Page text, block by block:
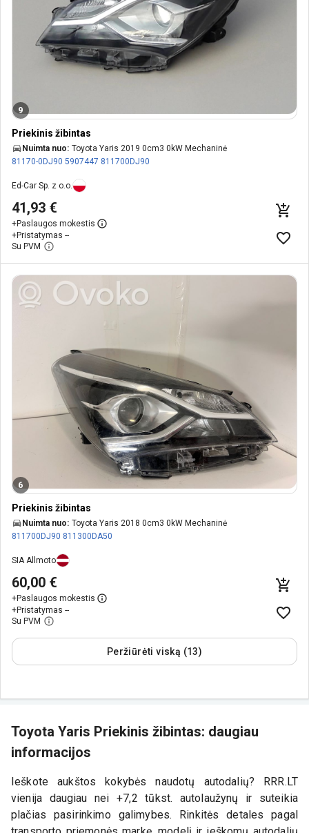
9
Priekinis žibintas
Nuimta nuo: Toyota Yaris 2019 0cm3 0kW Mechaninė
81170-0DJ90 5907447 811700DJ90
Ed-Car Sp. z o.o.
41,93 €
+Paslaugos mokestis
+Pristatymas --
Su PVM
6
Priekinis žibintas
Nuimta nuo: Toyota Yaris 2018 0cm3 0kW Mechaninė
811700DJ90 811300DA50
SIA Allmoto
60,00 €
+Paslaugos mokestis
+Pristatymas --
Su PVM
Peržiūrėti viską (13)
Toyota Yaris Priekinis žibintas: daugiau
informacijos
Ieškote aukštos kokybės naudotų autodalių? RRR.LT
vienija daugiau nei +7,2 tūkst. autolaužynų ir suteikia
plačias pasirinkimo galimybes. Rinkitės detales pagal